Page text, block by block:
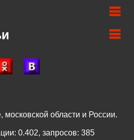
московской области и России.
0.402, запросов: 385